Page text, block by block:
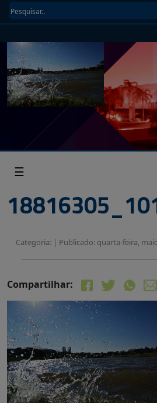
☰
Categoria: | Publicado: quarta-feira,
Compartilhar: